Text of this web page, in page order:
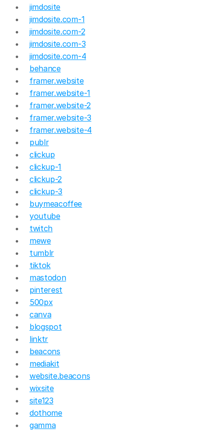
jimdosite
jimdosite.com-1
jimdosite.com-2
jimdosite.com-3
jimdosite.com-4
behance
framer.website
framer.website-1
framer.website-2
framer.website-3
framer.website-4
publr
clickup
clickup-1
clickup-2
clickup-3
buymeacoffee
youtube
twitch
mewe
tumblr
tiktok
mastodon
pinterest
500px
canva
blogspot
linktr
beacons
mediakit
website.beacons
wixsite
site123
dothome
gamma